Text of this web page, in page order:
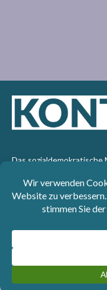
Das
Gesellschaft, Staat und
emanzipatorischen
sozialen Gerechtigkeit
: SPÖ-Klub -
3393 - e-mail:
Datenschutzerklärung